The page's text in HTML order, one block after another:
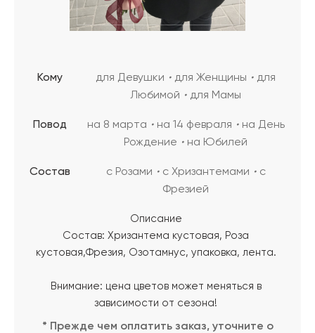
Кому для Девушки для Женщины
для
Любимой
для Мамы
Повод на 8 марта на 14 февраля
на День
Рождение
на Юбилей
Состав с Розами с Хризантемами
с
Фрезией
Описание
Состав: Хризантема кустовая, Роза
кустовая,Фрезия, Озотамнус, упаковка, лента.
Внимание: цена цветов может меняться в
зависимости от сезона!
* Прежде чем оплатить заказ, уточните о